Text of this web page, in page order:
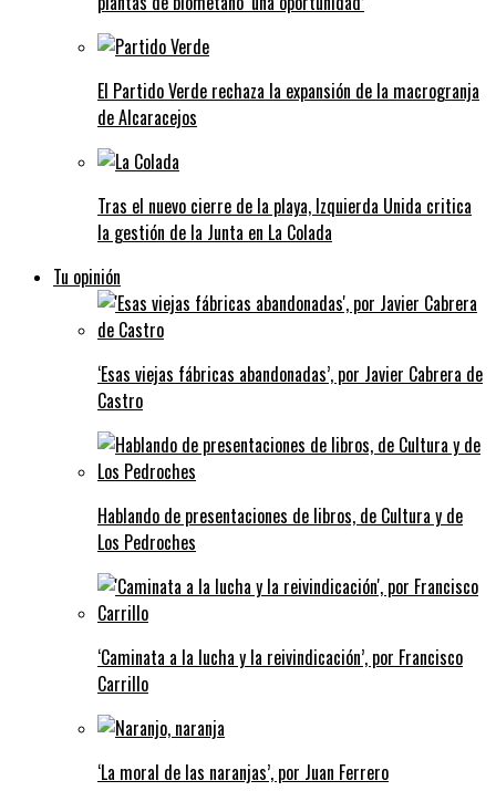
El Partido Verde rechaza la expansión de la macrogranja
de Alcaracejos
Tras el nuevo cierre de la playa, Izquierda Unida critica
la gestión de la Junta en La Colada
Tu opinión
‘Esas viejas fábricas abandonadas’, por Javier Cabrera de
Castro
Hablando de presentaciones de libros, de Cultura y de
Los Pedroches
‘Caminata a la lucha y la reivindicación’, por Francisco
Carrillo
‘La moral de las naranjas’, por Juan Ferrero